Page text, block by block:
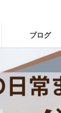
ブログ